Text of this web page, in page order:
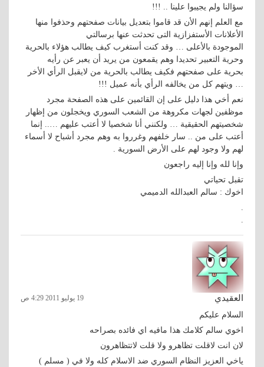
سؤالنا ولم يجيبوا علينا .. !!!
مع العلم إنهم الأن قد قاموا بتعديل بيانات صفحتهم وحذفوا منها
الأعلانات الأستفزازية التى تحدثت عنها برسالتي
الموجودة بالأعلى … وقد كنت أستغرب كيف يطالب هؤلاء بالحرية
وحرية التعبير تحديدا وهم يقمعون من يريد أن يعبر عن رأيه
بحرية على صفحتهم فكيف يطالب بالحرية من لايقبل الرأي الأخر
… ويتهم كل من يخالفه الرأي بأنه عميل !!!
نعم أخي هذا دليل على إن القائمين على هذه الصفحة مجرد
موظفين لجهات مكروهة من الشعب السوري ويخجلون من إظهار
شخصيتهم الحقيقية … ولكنني أنا شخصيا لا أعتب عليهم ….. إنما
أعتب على من .. سار خلفهم وغرروا به وهم مجرد أشباح لا أسماء
لهم ولا وجود لهم على الأرض السورية .
وإنا لله وإنا إليه راجعون
تقبل تحياتي
اخوك : سالم العبدالله الدميمي
.
.
العقيدي 19 يوليو 2011 4:29 ص
السلام عليكم
اخوي سالم كلامك هذا مافيه اي فائده بصراحه
لان انت لاقلت تظاهرو ولا قلت لاتتظاهرون
ياخي العزيز النظام السوري ضد الاسلام كله ولا في ( مسلم )